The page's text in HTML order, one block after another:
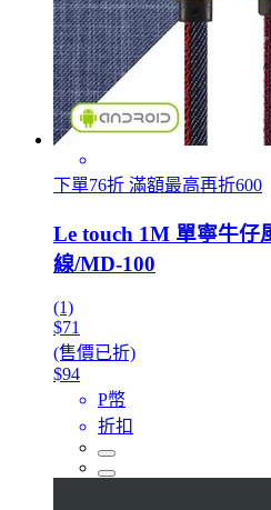
下單76折 滿額最高再折600
Le touch 1M 單寧牛仔
線/MD-100
(1)
$71
(售價已折)
$94
P幣
折扣